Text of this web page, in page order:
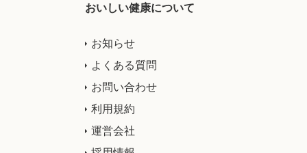
おいしい健康について
お知らせ
よくある質問
お問い合わせ
利用規約
運営会社